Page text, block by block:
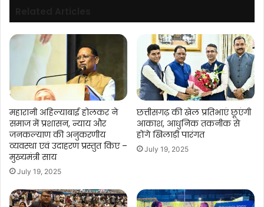
महारानी अहिल्याबाई होलकर ने
समाज में प्रशासन, न्याय और
जनकल्याण की अनुकरणीय
व्यवस्था एवं उदाहरण प्रस्तुत किए –
मुख्यमंत्री साय
July 19, 2025
छत्तीसगढ़ की खेल प्रतिभाएं छूएंगी
आकाश, आधुनिक तकनीक से
होंगे खिलाड़ी पारंगत
July 19, 2025